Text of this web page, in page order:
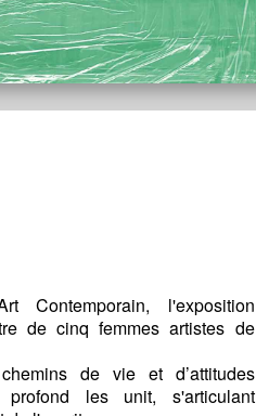
Contemporain, l'exposition
de cinq femmes artistes de
de vie et d’attitudes
les unit, s'articulant